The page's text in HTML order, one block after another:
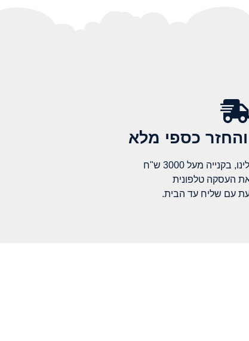
כספי מלא​
מעל 3000 ש"ח
העסקה טלפונית
עם שליח עד הבית.